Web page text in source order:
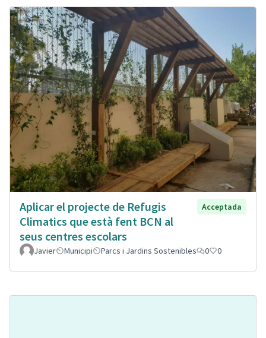
Aplicar el projecte de Refugis
Climatics que està fent BCN al
seus centres escolars
Acceptada
Javier Municipi Parcs i Jardins Sostenibles 0 0